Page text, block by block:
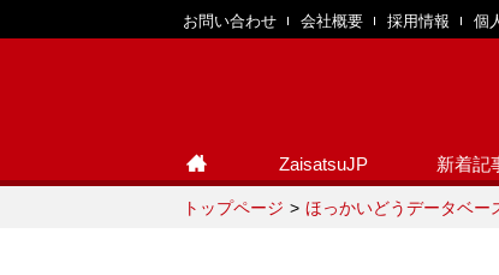
お問い合わせ 会社概要 採用情報 個
ZaisatsuJP 新着記
トップページ ほっかいどうデータベー